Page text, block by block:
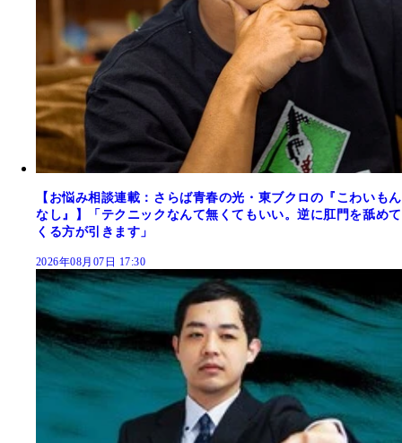
【お悩み相談連載：さらば青春の光・東ブクロの『こわいもん
なし』】「テクニックなんて無くてもいい。逆に肛門を舐めて
くる方が引きます」
2026年08月07日 17:30